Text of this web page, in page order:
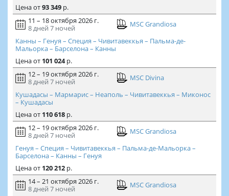
Ценаот93 349р.
11 – 18 октября 2026 г.
8 дней 7 ночей
MSC Grandiosa
Канны – Генуя – Специя – Чивитавеккья – Пальма-де-
Мальорка – Барселона – Канны
Ценаот 101 024р.
12 – 19 октября 2026 г.
8 дней 7 ночей
MSC Divina
Кушадасы – Мармарис – Неаполь – Чивитавеккья – Миконос
– Кушадасы
Ценаот 110 618р.
12 – 19 октября 2026 г.
8 дней 7 ночей
MSC Grandiosa
Генуя – Специя – Чивитавеккья – Пальма-де-Мальорка –
Барселона – Канны – Генуя
Ценаот 120 212р.
14 – 21 октября 2026 г.
8 дней 7 ночей
MSC Grandiosa